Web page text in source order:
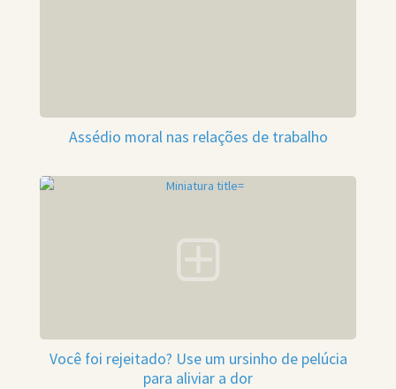
Assédio moral nas relações de trabalho
Você foi rejeitado? Use um ursinho de pelúcia
para aliviar a dor